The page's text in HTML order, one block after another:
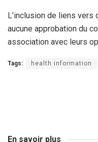
L’inclusion de liens vers
aucune approbation du
association avec leurs
Tags: health information
En savoir plus